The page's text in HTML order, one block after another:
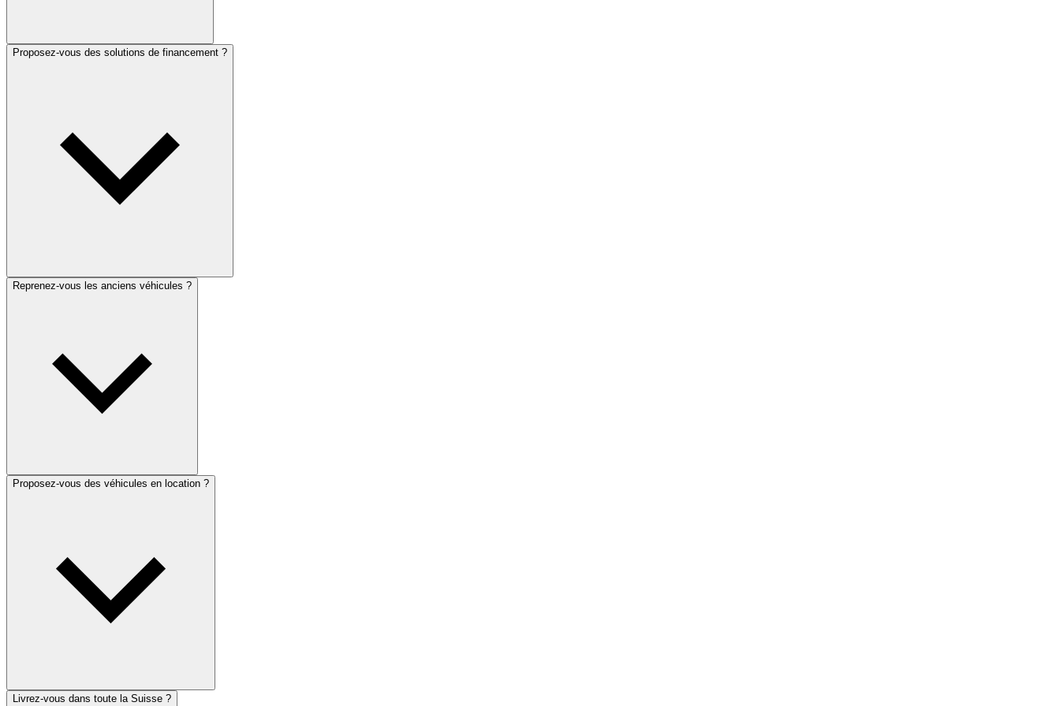
Proposez-vous des solutions de financement ?
Reprenez-vous les anciens véhicules ?
Proposez-vous des véhicules en location ?
Livrez-vous dans toute la Suisse ?